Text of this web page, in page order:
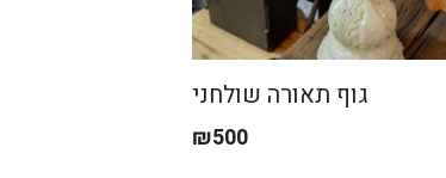
גוף תאורה שולחני
₪500